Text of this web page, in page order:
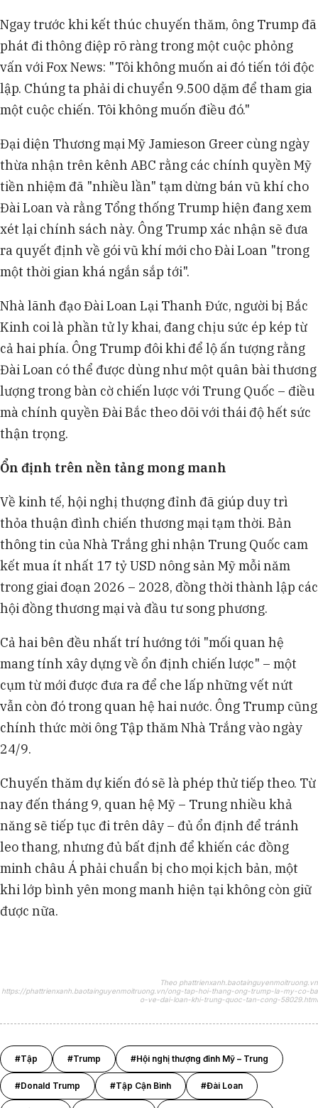
Ngay trước khi kết thúc chuyến thăm, ông Trump đã
phát đi thông điệp rõ ràng trong một cuộc phỏng
vấn với Fox News: "Tôi không muốn ai đó tiến tới độc
lập. Chúng ta phải di chuyển 9.500 dặm để tham gia
một cuộc chiến. Tôi không muốn điều đó."
Đại diện Thương mại Mỹ Jamieson Greer cùng ngày
thừa nhận trên kênh ABC rằng các chính quyền Mỹ
tiền nhiệm đã "nhiều lần" tạm dừng bán vũ khí cho
Đài Loan và rằng Tổng thống Trump hiện đang xem
xét lại chính sách này. Ông Trump xác nhận sẽ đưa
ra quyết định về gói vũ khí mới cho Đài Loan "trong
một thời gian khá ngắn sắp tới".
Nhà lãnh đạo Đài Loan Lại Thanh Đức, người bị Bắc
Kinh coi là phần tử ly khai, đang chịu sức ép kép từ
cả hai phía. Ông Trump đôi khi để lộ ấn tượng rằng
Đài Loan có thể được dùng như một quân bài thương
lượng trong bàn cờ chiến lược với Trung Quốc – điều
mà chính quyền Đài Bắc theo dõi với thái độ hết sức
thận trọng.
Ổn định trên nền tảng mong manh
Về kinh tế, hội nghị thượng đỉnh đã giúp duy trì
thỏa thuận đình chiến thương mại tạm thời. Bản
thông tin của Nhà Trắng ghi nhận Trung Quốc cam
kết mua ít nhất 17 tỷ USD nông sản Mỹ mỗi năm
trong giai đoạn 2026 – 2028, đồng thời thành lập các
hội đồng thương mại và đầu tư song phương.
Cả hai bên đều nhất trí hướng tới "mối quan hệ
mang tính xây dựng về ổn định chiến lược" – một
cụm từ mới được đưa ra để che lấp những vết nứt
vẫn còn đó trong quan hệ hai nước. Ông Trump cũng
chính thức mời ông Tập thăm Nhà Trắng vào ngày
24/9.
Chuyến thăm dự kiến đó sẽ là phép thử tiếp theo. Từ
nay đến tháng 9, quan hệ Mỹ – Trung nhiều khả
năng sẽ tiếp tục đi trên dây – đủ ổn định để tránh
leo thang, nhưng đủ bất định để khiến các đồng
minh châu Á phải chuẩn bị cho mọi kịch bản, một
khi lớp bình yên mong manh hiện tại không còn giữ
được nữa.
Theo phattrienxanh.baotainguyenmoitruong.vn
https://phattrienxanh.baotainguyenmoitruong.vn/ong-tap-hoi-thang-ong-trump-la-my-co-ba
o-ve-dai-loan-khi-trung-quoc-tan-cong-58029.html
#Tập #Trump #Hội nghị thượng đỉnh Mỹ – Trung
#Donald Trump #Tập Cận Bình #Đài Loan